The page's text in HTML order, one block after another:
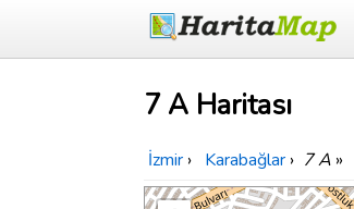
7 A Haritası
İzmir › Karabağlar › 7 A »